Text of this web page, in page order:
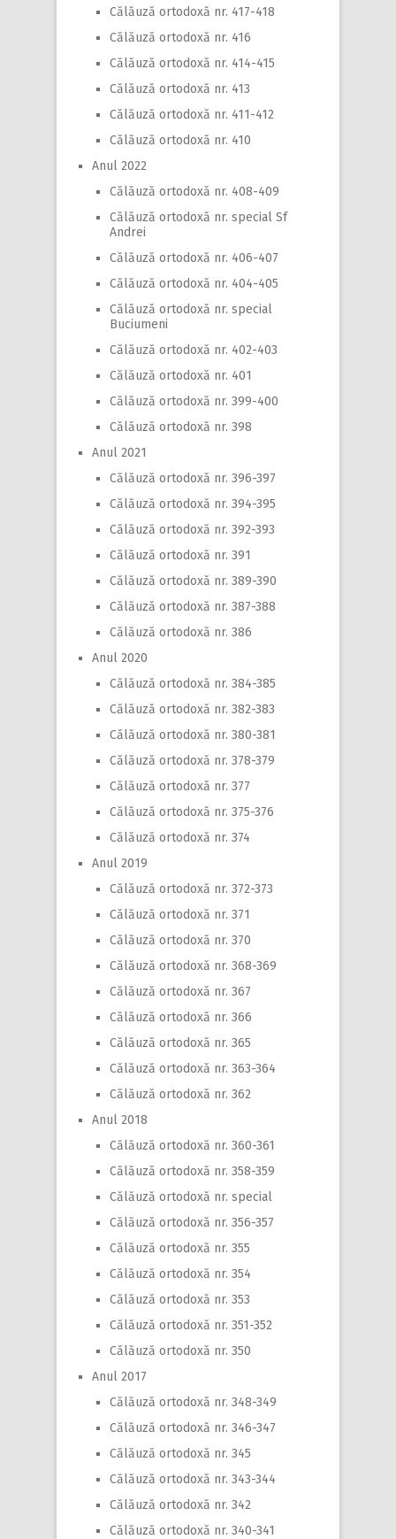
Călăuză ortodoxă nr. 417-418
Călăuză ortodoxă nr. 416
Călăuză ortodoxă nr. 414-415
Călăuză ortodoxă nr. 413
Călăuză ortodoxă nr. 411-412
Călăuză ortodoxă nr. 410
Anul 2022
Călăuză ortodoxă nr. 408-409
Călăuză ortodoxă nr. special Sf
Andrei
Călăuză ortodoxă nr. 406-407
Călăuză ortodoxă nr. 404-405
Călăuză ortodoxă nr. special
Buciumeni
Călăuză ortodoxă nr. 402-403
Călăuză ortodoxă nr. 401
Călăuză ortodoxă nr. 399-400
Călăuză ortodoxă nr. 398
Anul 2021
Călăuză ortodoxă nr. 396-397
Călăuză ortodoxă nr. 394-395
Călăuză ortodoxă nr. 392-393
Călăuză ortodoxă nr. 391
Călăuză ortodoxă nr. 389-390
Călăuză ortodoxă nr. 387-388
Călăuză ortodoxă nr. 386
Anul 2020
Călăuză ortodoxă nr. 384-385
Călăuză ortodoxă nr. 382-383
Călăuză ortodoxă nr. 380-381
Călăuză ortodoxă nr. 378-379
Călăuză ortodoxă nr. 377
Călăuză ortodoxă nr. 375-376
Călăuză ortodoxă nr. 374
Anul 2019
Călăuză ortodoxă nr. 372-373
Călăuză ortodoxă nr. 371
Călăuză ortodoxă nr. 370
Călăuză ortodoxă nr. 368-369
Călăuză ortodoxă nr. 367
Călăuză ortodoxă nr. 366
Călăuză ortodoxă nr. 365
Călăuză ortodoxă nr. 363-364
Călăuză ortodoxă nr. 362
Anul 2018
Călăuză ortodoxă nr. 360-361
Călăuză ortodoxă nr. 358-359
Călăuză ortodoxă nr. special
Călăuză ortodoxă nr. 356-357
Călăuză ortodoxă nr. 355
Călăuză ortodoxă nr. 354
Călăuză ortodoxă nr. 353
Călăuză ortodoxă nr. 351-352
Călăuză ortodoxă nr. 350
Anul 2017
Călăuză ortodoxă nr. 348-349
Călăuză ortodoxă nr. 346-347
Călăuză ortodoxă nr. 345
Călăuză ortodoxă nr. 343-344
Călăuză ortodoxă nr. 342
Călăuză ortodoxă nr. 340-341